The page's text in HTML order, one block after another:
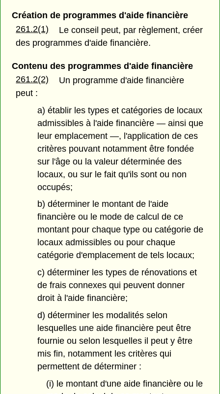
Création de programmes d'aide financière
261.2(1)
Le conseil peut, par règlement, créer
des programmes d'aide financière.
Contenu des programmes d'aide financière
261.2(2)
Un programme d'aide financière
peut :
a) établir les types et catégories de locaux
admissibles à l'aide financière — ainsi que
leur emplacement —, l'application de ces
critères pouvant notamment être fondée
sur l'âge ou la valeur déterminée des
locaux, ou sur le fait qu'ils sont ou non
occupés;
b) déterminer le montant de l'aide
financière ou le mode de calcul de ce
montant pour chaque type ou catégorie de
locaux admissibles ou pour chaque
catégorie d'emplacement de tels locaux;
c) déterminer les types de rénovations et
de frais connexes qui peuvent donner
droit à l'aide financière;
d) déterminer les modalités selon
lesquelles une aide financière peut être
fournie ou selon lesquelles il peut y être
mis fin, notamment les critères qui
permettent de déterminer :
(i) le montant d'une aide financière ou le